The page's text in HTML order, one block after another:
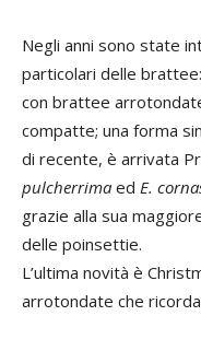
Negli anni sono state
particolari delle
con brattee
compatte; una forma
di recente, è arrivata
pulcherrima ed E.
grazie alla sua
delle poinsettie.
L’ultima novità è
arrotondate che